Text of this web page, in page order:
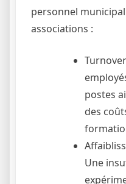
personnel municipal
associations :
postes
des
Une